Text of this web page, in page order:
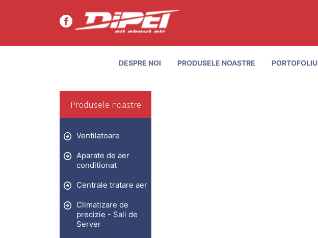
DESPRE NOI PRODUSELE NOASTRE PORTOFOLIU
Produsele noastre
Ventilatoare
Aparate de aer
conditionat
Centrale tratare aer
Climatizare de
precizie - Sali de
Server